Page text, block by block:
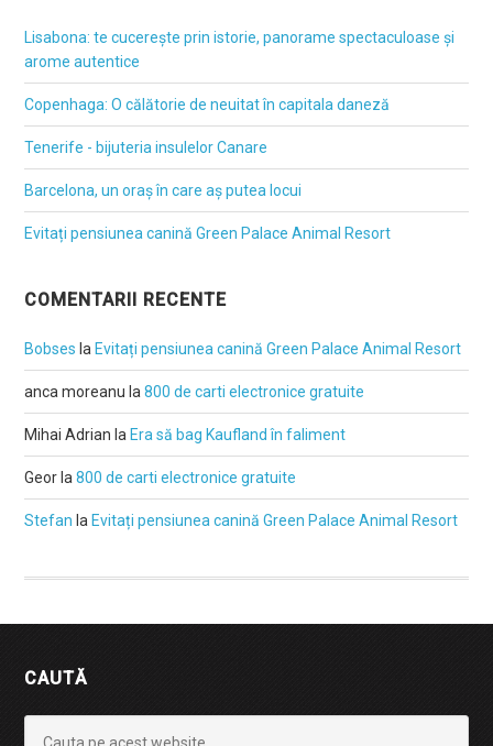
Lisabona: te cucerește prin istorie, panorame spectaculoase și
arome autentice
Copenhaga: O călătorie de neuitat în capitala daneză
Tenerife - bijuteria insulelor Canare
Barcelona, un oraș în care aș putea locui
Evitați pensiunea canină Green Palace Animal Resort
COMENTARII RECENTE
Bobses la Evitați pensiunea canină Green Palace Animal Resort
anca moreanu la800 de carti electronice gratuite
Mihai Adrian la Era să bag Kaufland în faliment
Geor la800 de carti electronice gratuite
Stefan la Evitați pensiunea canină Green Palace Animal Resort
CAUTĂ